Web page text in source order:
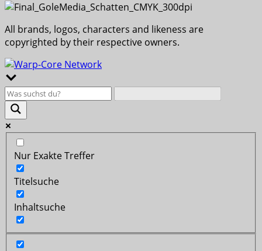
All brands, logos, characters and likeness are
copyrighted by their respective owners.
Nur Exakte Treffer
Titelsuche
Inhaltsuche